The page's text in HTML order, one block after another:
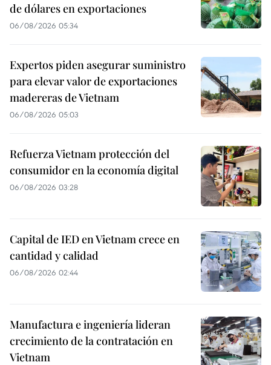
de dólares en exportaciones
06/08/2026 05:34
Expertos piden asegurar suministro
para elevar valor de exportaciones
madereras de Vietnam
06/08/2026 05:03
Refuerza Vietnam protección del
consumidor en la economía digital
06/08/2026 03:28
Capital de IED en Vietnam crece en
cantidad y calidad
06/08/2026 02:44
Manufactura e ingeniería lideran
crecimiento de la contratación en
Vietnam